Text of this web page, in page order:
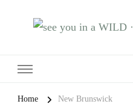
Home New Brunswick